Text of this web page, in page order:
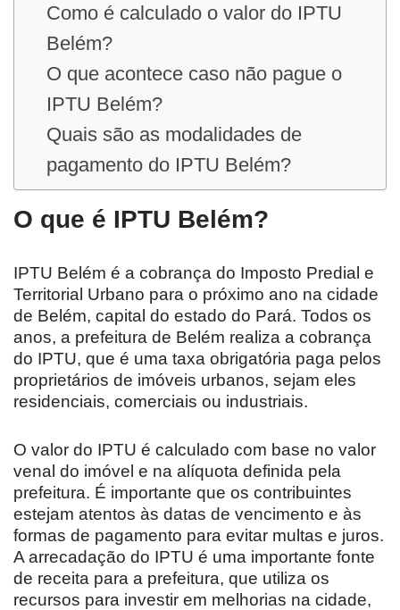
Como é calculado o valor do IPTU
Belém?
O que acontece caso não pague o
IPTU Belém?
Quais são as modalidades de
pagamento do IPTU Belém?
O que é IPTU Belém?
IPTU Belém é a cobrança do Imposto Predial e
Territorial Urbano para o próximo ano na cidade
de Belém, capital do estado do Pará. Todos os
anos, a prefeitura de Belém realiza a cobrança
do IPTU, que é uma taxa obrigatória paga pelos
proprietários de imóveis urbanos, sejam eles
residenciais, comerciais ou industriais.
O valor do IPTU é calculado com base no valor
venal do imóvel e na alíquota definida pela
prefeitura. É importante que os contribuintes
estejam atentos às datas de vencimento e às
formas de pagamento para evitar multas e juros.
A arrecadação do IPTU é uma importante fonte
de receita para a prefeitura, que utiliza os
recursos para investir em melhorias na cidade,